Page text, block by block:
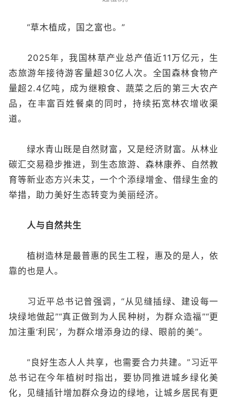
“草木植成，国之富也。”
2025年，我国林草产业总产值近11万亿元，生
态旅游年接待游客量超30亿人次。全国森林食物产
量超2.4亿吨，成为继粮食、蔬菜之后的第三大农产
品，在丰富百姓餐桌的同时，持续拓宽林农增收渠
道。
绿水青山既是自然财富，又是经济财富。从林业
碳汇交易稳步推进，到生态旅游、森林康养、自然教
育等新业态方兴未艾，一个个添绿增金、借绿生金的
举措，助力美好生态转变为美丽经济。
人与自然共生
植树造林是最普惠的民生工程，惠及的是人，依
靠的也是人。
习近平总书记曾强调，“从见缝插绿、建设每一
块绿地做起”“真正做到为人民种树，为群众造福”“更
加注重‘利民’，为群众增添身边的绿、眼前的美”。
“良好生态人人共享，也需要合力共建。”习近平
总书记在今年植树时指出，要协同推进城乡绿化美
化，见缝插针增加群众身边的绿地，让城乡居民有更